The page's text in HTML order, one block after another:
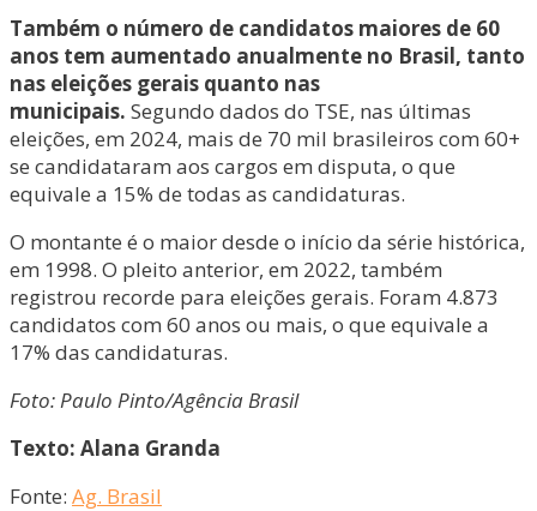
Também o número de candidatos maiores de 60
anos tem aumentado anualmente no Brasil, tanto
nas eleições gerais quanto nas
municipais. Segundo dados do TSE, nas últimas
eleições, em 2024, mais de 70 mil brasileiros com 60+
se candidataram aos cargos em disputa, o que
equivale a 15% de todas as candidaturas.
O montante é o maior desde o início da série histórica,
em 1998. O pleito anterior, em 2022, também
registrou recorde para eleições gerais. Foram 4.873
candidatos com 60 anos ou mais, o que equivale a
17% das candidaturas.
Foto: Paulo Pinto/Agência Brasil
Texto: Alana Granda
Fonte: Ag. Brasil